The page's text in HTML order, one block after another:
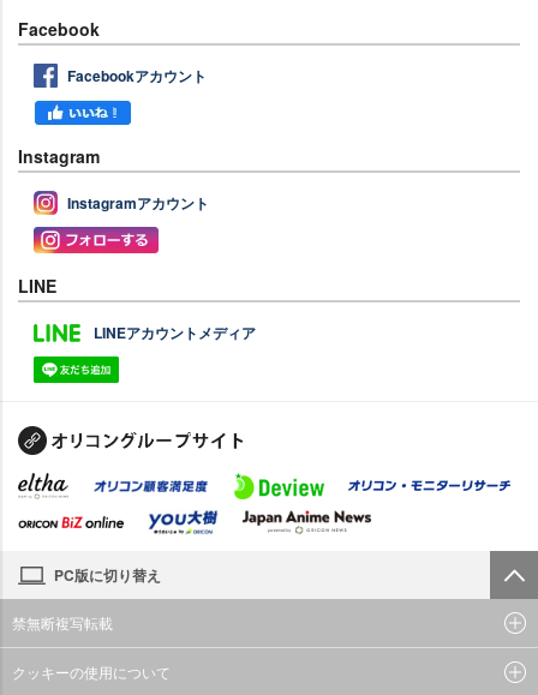
Facebook
Facebookアカウント
Instagram
Instagramアカウント
LINE
LINEアカウントメディア
PC版に切り替え
禁無断複写転載
クッキーの使用について